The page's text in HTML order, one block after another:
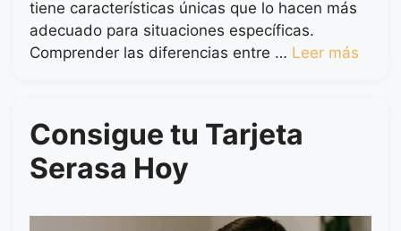
tiene características únicas que lo hacen más
adecuado para situaciones específicas.
Comprender las diferencias entre … Leer más
Consigue tu Tarjeta
Serasa Hoy